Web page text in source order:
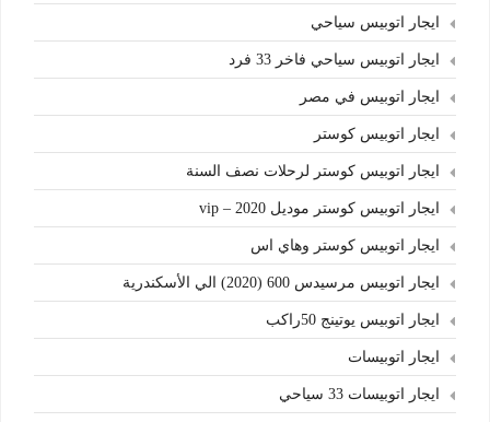
ايجار اتوبيس سياحي
ايجار اتوبيس سياحي فاخر 33 فرد
ايجار اتوبيس في مصر
ايجار اتوبيس كوستر
ايجار اتوبيس كوستر لرحلات نصف السنة
ايجار اتوبيس كوستر موديل 2020 – vip
ايجار اتوبيس كوستر وهاي اس
ايجار اتوبيس مرسيدس 600 (2020) الي الأسكندرية
ايجار اتوبيس يوتينج 50راكب
ايجار اتوبيسات
ايجار اتوبيسات 33 سياحي